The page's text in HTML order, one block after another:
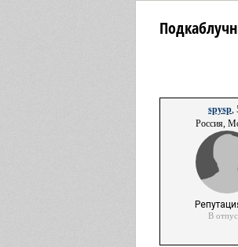
spysp,
Россия,
В